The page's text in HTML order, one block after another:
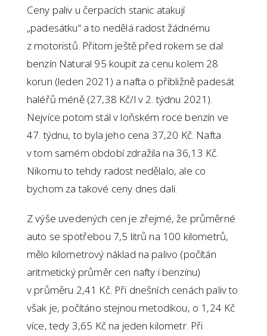
Ceny paliv u čerpacích stanic atakují
„padesátku“ a to nedělá radost žádnému
z motoristů. Přitom ještě před rokem se dal
benzín Natural 95 koupit za cenu kolem 28
korun (leden 2021) a nafta o přibližně padesát
haléřů méně (27,38 Kč/l v 2. týdnu 2021).
Nejvíce potom stál v loňském roce benzín ve
47. týdnu, to byla jeho cena 37,20 Kč. Nafta
v tom samém období zdražila na 36,13 Kč.
Nikomu to tehdy radost nedělalo, ale co
bychom za takové ceny dnes dali.
Z výše uvedených cen je zřejmé, že průměrné
auto se spotřebou 7,5 litrů na 100 kilometrů,
mělo kilometrový náklad na palivo (počítán
aritmetický průměr cen nafty i benzínu)
v průměru 2,41 Kč. Při dnešních cenách paliv to
však je, počítáno stejnou metodikou, o 1,24 Kč
více, tedy 3,65 Kč na jeden kilometr. Při